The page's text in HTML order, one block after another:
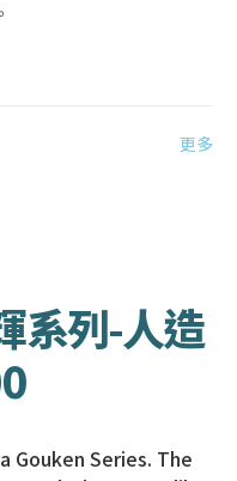
更多
系列-人造
Series. The